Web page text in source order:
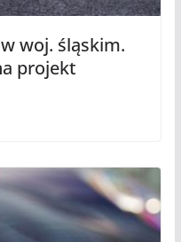
woj. śląskim.
projekt